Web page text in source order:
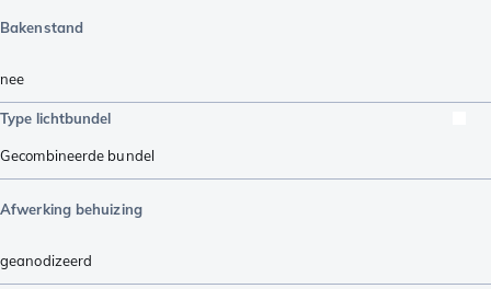
Bakenstand
nee
Type lichtbundel
Gecombineerde bundel
Afwerking behuizing
geanodizeerd